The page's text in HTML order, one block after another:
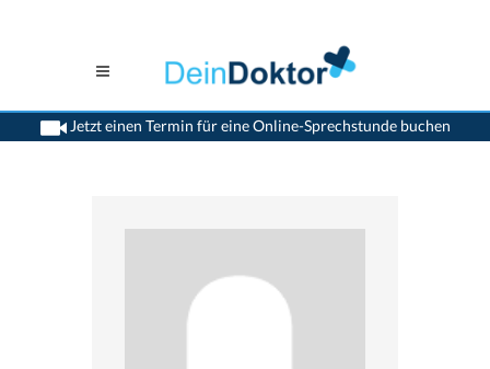
Jetzt einen Termin für eine Online-Sprechstunde buchen
>Psychiater>Goldach>Dr. Gunter Grein